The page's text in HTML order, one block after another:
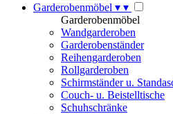
Garderobenmöbel ▾ ▾
Garderobenmöbel
Wandgarderoben
Garderobenständer
Reihengarderoben
Rollgarderoben
Schirmständer u.
Couch- u. Beistelltische
Schuhschränke